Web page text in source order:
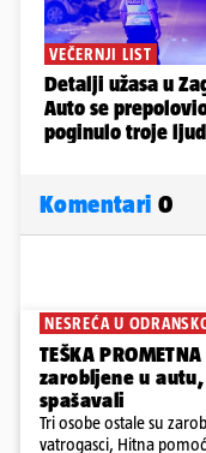
Komentari 0
NESREĆA U
TEŠKA
zarobljene u
spašavali
Tri osobe ostale su
vatrogasci, Hitna